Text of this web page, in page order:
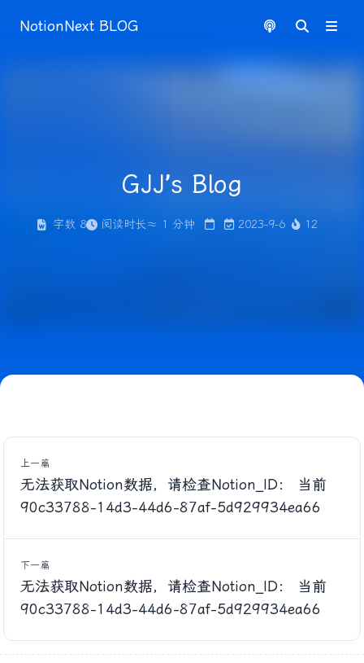
NotionNext BLOG
GJJ’s Blog
字数 8 阅读时长≈ 1 分钟 2023-9-6 12
上一篇
无法获取Notion数据，请检查Notion_ID： 当前
90c33788-14d3-44d6-87af-5d929934ea66
下一篇
无法获取Notion数据，请检查Notion_ID： 当前
90c33788-14d3-44d6-87af-5d929934ea66